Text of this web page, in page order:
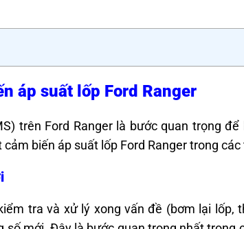
áp suất lốp Ford Ranger
trên Ford Ranger là bước quan trọng
biến áp suất lốp Ford Ranger trong
tra và xử lý xong vấn đề (bơm lại lốp,